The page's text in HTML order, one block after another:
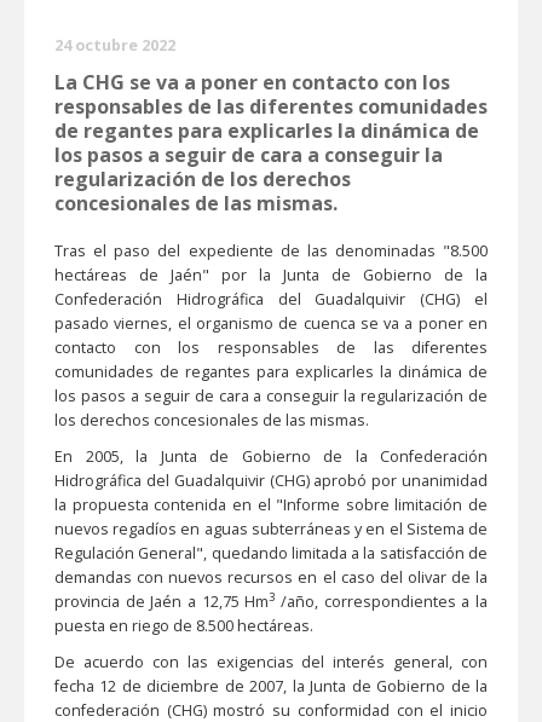
24 octubre 2022
La CHG se va a poner en contacto con los
responsables de las diferentes comunidades
de regantes para explicarles la dinámica de
los pasos a seguir de cara a conseguir la
regularización de los derechos
concesionales de las mismas.
Tras el paso del expediente de las denominadas "8.500
hectáreas de Jaén" por la Junta de Gobierno de la
Confederación Hidrográfica del Guadalquivir (CHG) el
pasado viernes, el organismo de cuenca se va a poner en
contacto con los responsables de las diferentes
comunidades de regantes para explicarles la dinámica de
los pasos a seguir de cara a conseguir la regularización de
los derechos concesionales de las mismas.
En 2005, la Junta de Gobierno de la Confederación
Hidrográfica del Guadalquivir (CHG) aprobó por unanimidad
la propuesta contenida en el "Informe sobre limitación de
nuevos regadíos en aguas subterráneas y en el Sistema de
Regulación General", quedando limitada a la satisfacción de
demandas con nuevos recursos en el caso del olivar de la
provincia de Jaén a 12,75 Hm3 /año, correspondientes a la
puesta en riego de 8.500 hectáreas.
De acuerdo con las exigencias del interés general, con
fecha 12 de diciembre de 2007, la Junta de Gobierno de la
confederación (CHG) mostró su conformidad con el inicio